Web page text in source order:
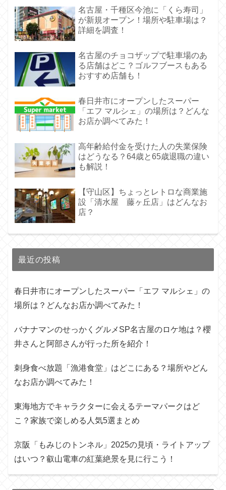
名古屋・千種区今池に「くら寿司」
が新規オープン！場所や駐車場は？
詳細を調査！
名古屋のチョコザップで駐車場のあ
る店舗はどこ？ゴルフブースもある
おすすめ店舗も！
春日井市にオープンしたスーパー
「エフ マルシェ」の場所は？どんな
お店か調べてみた！
高年齢給付金を受けた人の失業保険
はどうなる？64歳と65歳退職の違い
も解説！
【守山区】ちょっとレトロな商業施
設「清水屋 藤ヶ丘店」はどんなお
店？
最近の投稿
春日井市にオープンしたスーパー「エフ マルシェ」の
場所は？どんなお店か調べてみた！
バナナマンのせっかくグルメSP名古屋のロケ地は？櫻
井さんと阿部さんが行った所を紹介！
刺身食べ放題「漁港食堂」はどこにある？場所やどん
なお店か調べてみた！
東海地方でキャラクターに会えるテーマパークはど
こ？家族で楽しめる人気5選まとめ
京阪「もみじのトンネル」2025の見頃・ライトアップ
はいつ？叡山電車の紅葉絶景を見に行こう！